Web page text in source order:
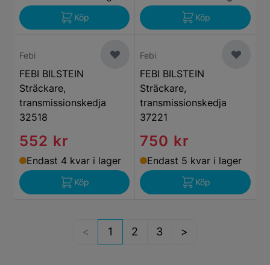
Köp Köp
Febi
FEBI BILSTEIN
Sträckare,
transmissionskedja
32518
552 kr
Endast 4 kvar i lager
Köp
Febi
FEBI BILSTEIN
Sträckare,
transmissionskedja
37221
750 kr
Endast 5 kvar i lager
Köp
1 2 3